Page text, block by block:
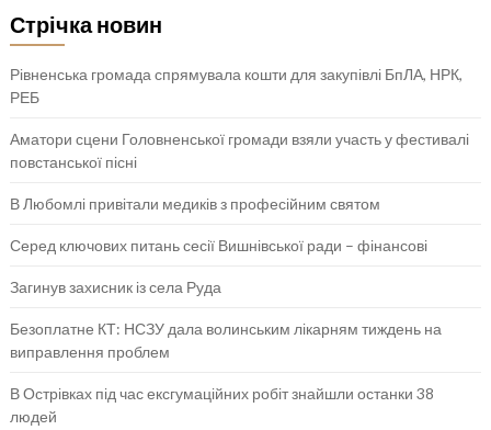
Стрічка новин
Рівненська громада спрямувала кошти для закупівлі БпЛА, НРК,
РЕБ
Аматори сцени Головненської громади взяли участь у фестивалі
повстанської пісні
В Любомлі привітали медиків з професійним святом
Серед ключових питань сесії Вишнівської ради – фінансові
Загинув захисник із села Руда
Безоплатне КТ: НСЗУ дала волинським лікарням тиждень на
виправлення проблем
В Острівках під час ексгумаційних робіт знайшли останки 38
людей